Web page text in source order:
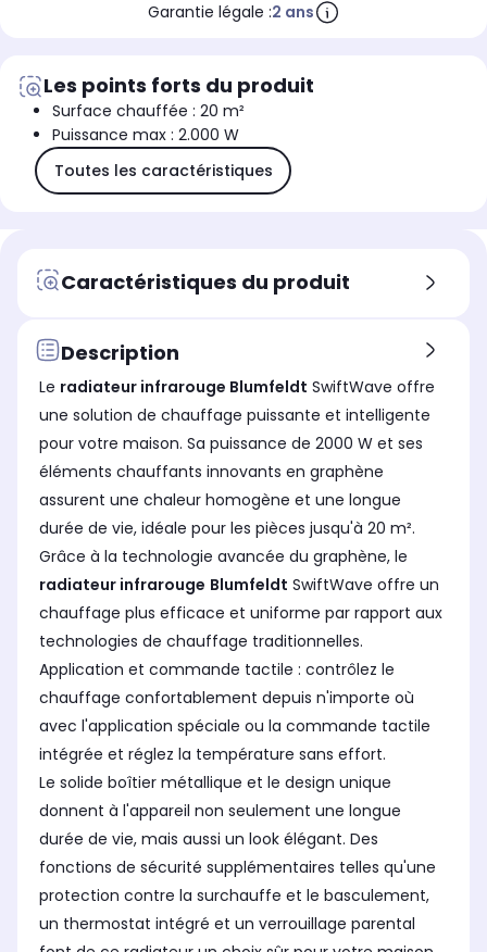
Garantie légale :2 ans
Les points forts du produit
Surface chauffée : 20 m²
Puissance max : 2.000 W
Toutes les caractéristiques
Caractéristiques du produit
Description
Le radiateur infrarouge Blumfeldt SwiftWave offre
une solution de chauffage puissante et intelligente
pour votre maison. Sa puissance de 2000 W et ses
éléments chauffants innovants en graphène
assurent une chaleur homogène et une longue
durée de vie, idéale pour les pièces jusqu'à 20 m².
Grâce à la technologie avancée du graphène, le
radiateur infrarouge Blumfeldt SwiftWave offre un
chauffage plus efficace et uniforme par rapport aux
technologies de chauffage traditionnelles.
Application et commande tactile : contrôlez le
chauffage confortablement depuis n'importe où
avec l'application spéciale ou la commande tactile
intégrée et réglez la température sans effort.
Le solide boîtier métallique et le design unique
donnent à l'appareil non seulement une longue
durée de vie, mais aussi un look élégant. Des
fonctions de sécurité supplémentaires telles qu'une
protection contre la surchauffe et le basculement,
un thermostat intégré et un verrouillage parental